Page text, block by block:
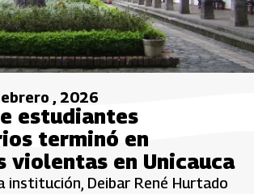
, 2026
estudiantes
terminó en
violentas en Unicauca
institución, Deibar René Hurtado